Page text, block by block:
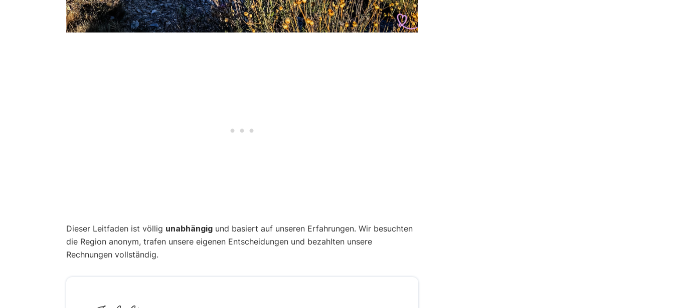
Dieser Leitfaden ist völlig unabhängig und basiert auf unseren Erfahrungen. Wir besuchten
die Region anonym, trafen unsere eigenen Entscheidungen und bezahlten unsere
Rechnungen vollständig.